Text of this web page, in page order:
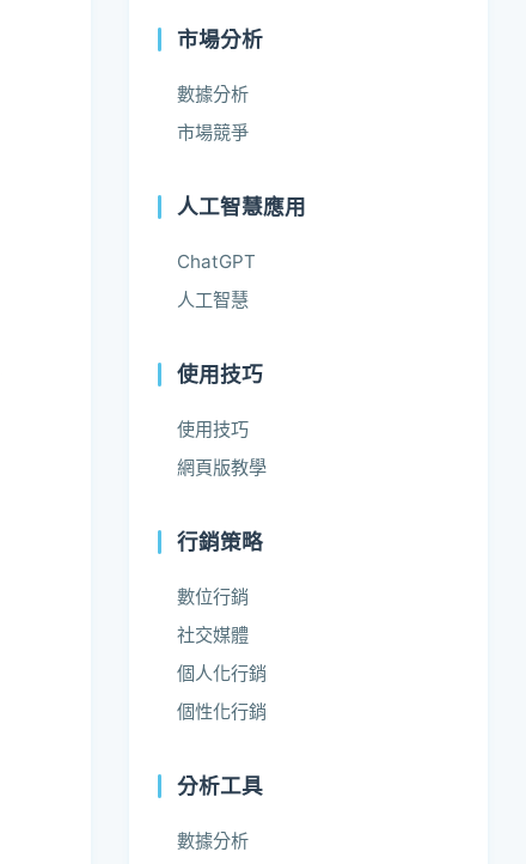
市場分析
數據分析
市場競爭
人工智慧應用
ChatGPT
人工智慧
使用技巧
使用技巧
網頁版教學
行銷策略
數位行銷
社交媒體
個人化行銷
個性化行銷
分析工具
數據分析